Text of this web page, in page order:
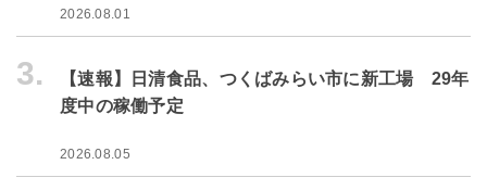
2026.08.01
3.
【速報】日清食品、つくばみらい市に新工場 29年
度中の稼働予定
2026.08.05